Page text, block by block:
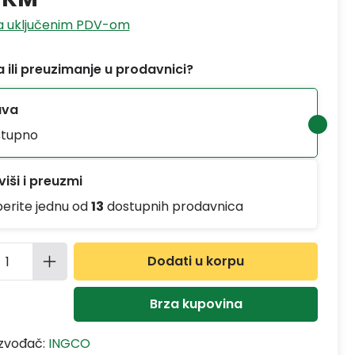
uključenim PDV-om
ili preuzimanje u prodavnici?
i preuzmi
jednu od13 dostupnih prodavnica
proizvoda: Unesite željenu
Dodati u korpu
Brza kupovina
INGCO